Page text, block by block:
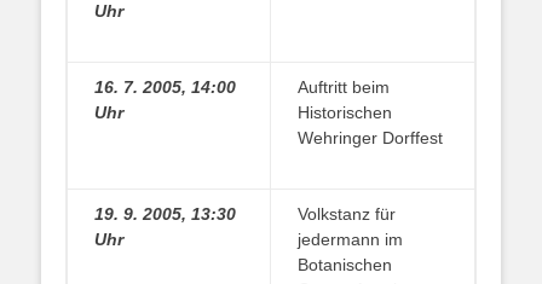
Uhr
16. 7. 2005, 14:00
Uhr
Auftritt beim
Historischen
Wehringer Dorffest
19. 9. 2005, 13:30
Uhr
Volkstanz für
jedermann im
Botanischen